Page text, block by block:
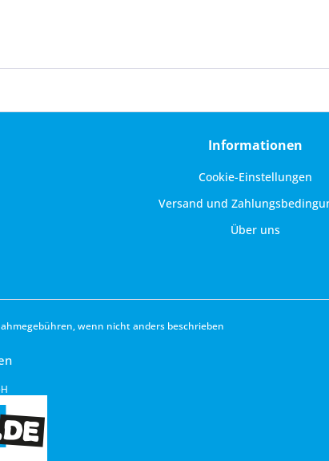
Informationen
Cookie-Einstellungen
Versand und
Über uns
wenn nicht anders beschrieben